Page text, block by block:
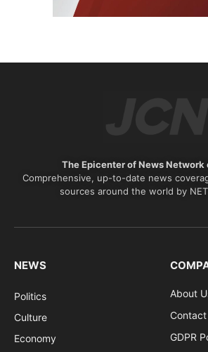
The Epicenter of News Network
Comprehensive, up-to-date news
sources around the world by
NEWS
Politics
Culture
Economy
About
GDPR